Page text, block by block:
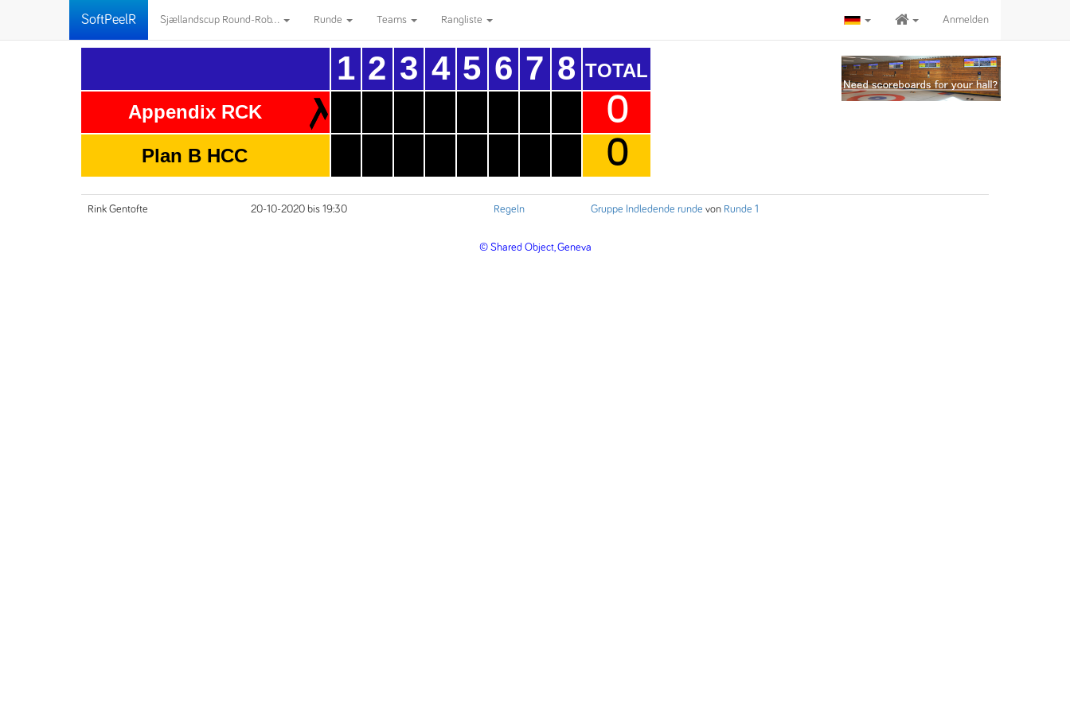
SoftPeelR Sjællandscup Round-Rob... Runde Teams Rangliste Anmelden
Appendix RCK
Plan B HCC
1 2 3 4 5 6 7 8 TOTAL
0
0
Rink Gentofte 20-10-2020 bis 19:30 Regeln Gruppe Indledende runde von Runde 1
© Shared Object, Geneva